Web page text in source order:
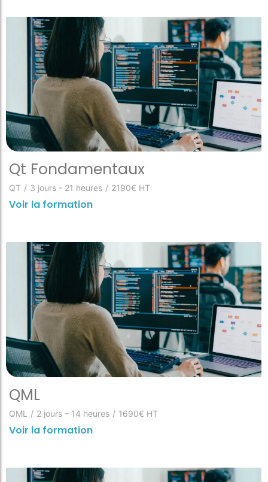
Qt Fondamentaux
QT / 3 jours - 21 heures / 2190€ HT
Voir la formation
QML
QML / 2 jours – 14 heures / 1690€ HT
Voir la formation